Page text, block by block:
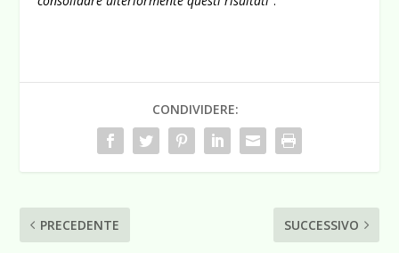
CONDIVIDERE:
PRECEDENTE SUCCESSIVO